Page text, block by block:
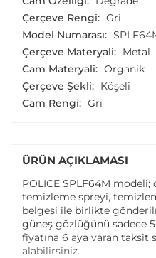
ÜRÜN AÇIKLAMASI
POLICE SPLF64M
temizleme spreyi,
belgesi ile birlikte
güneş gözlüğünü sadece
fiyatına 6 aya varan taksit
alabilirsiniz.
Çerçeve Rengi: Gri
Model Numarası:
Çerçeve Materyali: Metal
Cam Materyali: Organik
Çerçeve Şekli: Köşeli
Cam Rengi: Gri